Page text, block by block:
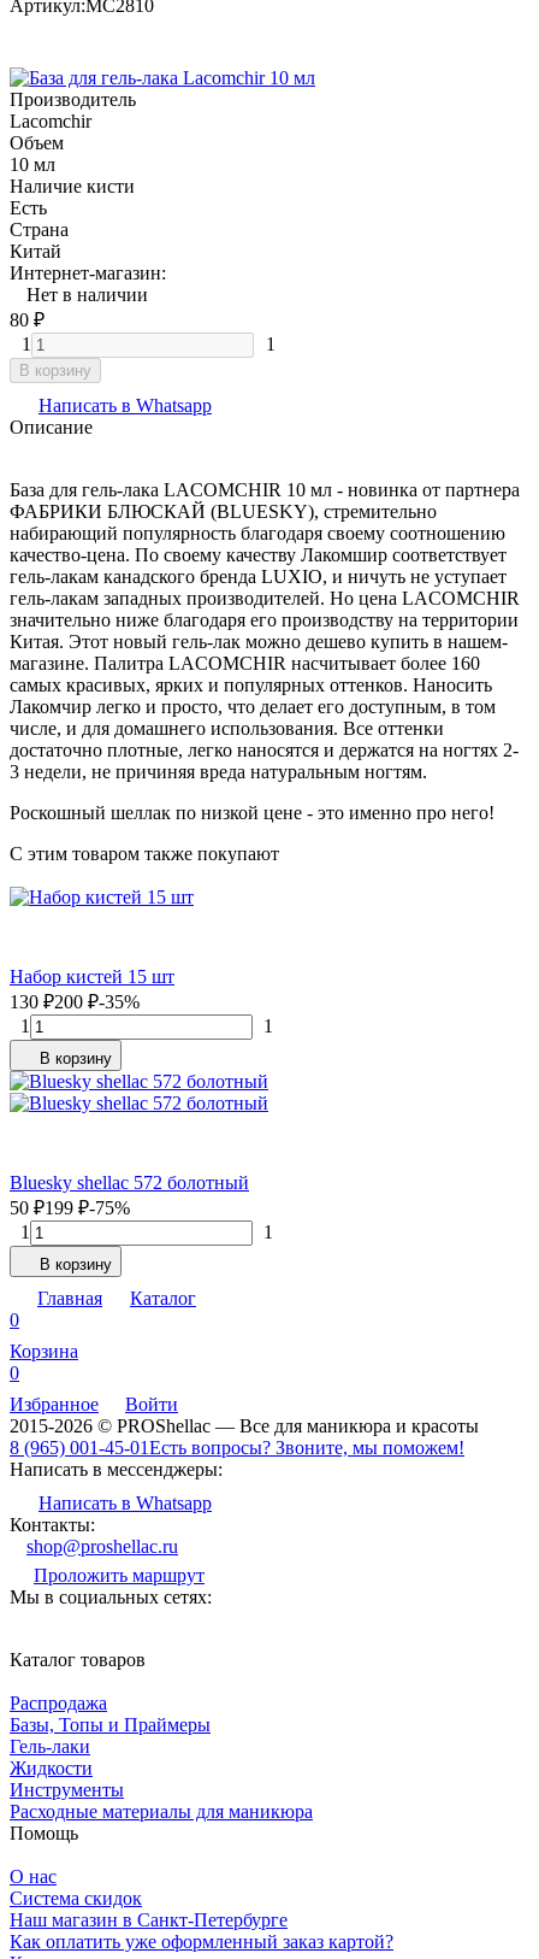
Артикул:МС2810
Производитель
Lacomchir
Объем
10 мл
Наличие кисти
Есть
Страна
Китай
Интернет-магазин:
Нет в наличии
80 ₽
1
1
В корзину
Написать в Whatsapp
Описание
База для гель-лака LACOMCHIR 10 мл - новинка от партнера
ФАБРИКИ БЛЮСКАЙ (BLUESKY), стремительно
набирающий популярность благодаря своему соотношению
качество-цена. По своему качеству Лакомшир соответствует
гель-лакам канадского бренда LUXIO, и ничуть не уступает
гель-лакам западных производителей. Но цена LACOMCHIR
значительно ниже благодаря его производству на территории
Китая. Этот новый гель-лак можно дешево купить в нашем-
магазине. Палитра LACOMCHIR насчитывает более 160
самых красивых, ярких и популярных оттенков. Наносить
Лакомчир легко и просто, что делает его доступным, в том
числе, и для домашнего использования. Все оттенки
достаточно плотные, легко наносятся и держатся на ногтях 2-
3 недели, не причиняя вреда натуральным ногтям.
Роскошный шеллак по низкой цене - это именно про него!
C этим товаром также покупают
Набор кистей 15 шт
130 ₽200 ₽-35%
1
1
В корзину
Bluesky shellac 572 болотный
50 ₽199 ₽-75%
1
1
В корзину
Главная
Каталог
0
Корзина
0
Избранное
Войти
2015-2026 © PROShellac — Все для маникюра и красоты
8 (965) 001-45-01Есть вопросы? Звоните, мы поможем!
Написать в мессенджеры:
Написать в Whatsapp
Контакты:
shop@proshellac.ru
Проложить маршрут
Мы в социальных сетях:
Каталог товаров
Распродажа
Базы, Топы и Праймеры
Гель-лаки
Жидкости
Инструменты
Расходные материалы для маникюра
Помощь
О нас
Система скидок
Наш магазин в Санкт-Петербурге
Как оплатить уже оформленный заказ картой?